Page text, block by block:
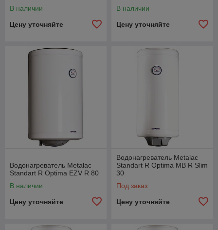
В наличии
Цену уточняйте
В наличии
Цену уточняйте
Водонагреватель Metalac
Standart R Optima EZV R 80
В наличии
Цену уточняйте
Водонагреватель Metalac
Standart R Optima MB R Slim
30
Под заказ
Цену уточняйте